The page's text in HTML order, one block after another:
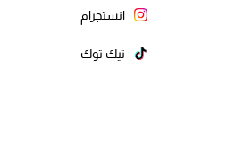
انستجرام
تيك توك